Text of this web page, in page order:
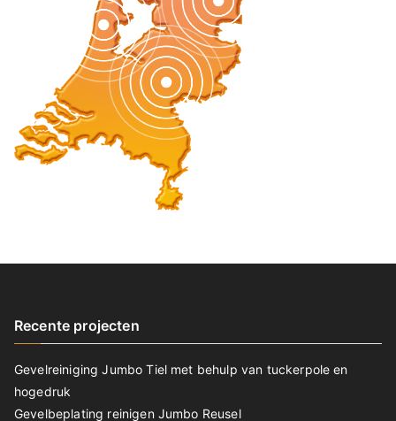
Recente projecten
Gevelreiniging Jumbo Tiel met behulp van tuckerpole en
hogedruk
Gevelbeplating reinigen Jumbo Reusel